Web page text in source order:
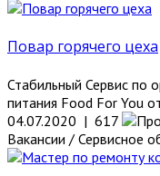
Повар горячего цеха
Стабильный Сервис по
питания Food For You
04.07.2020 | 617
Вакансии / Сервисное